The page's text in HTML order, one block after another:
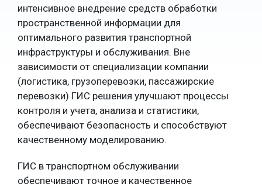
интенсивное внедрение средств обработки
пространственной информации для
оптимального развития транспортной
инфраструктуры и обслуживания. Вне
зависимости от специализации компании
(логистика, грузоперевозки, пассажирские
перевозки) ГИС решения улучшают процессы
контроля и учета, анализа и статистики,
обеспечивают безопасность и способствуют
качественному моделированию.
ГИС в транспортном обслуживании
обеспечивают точное и качественное